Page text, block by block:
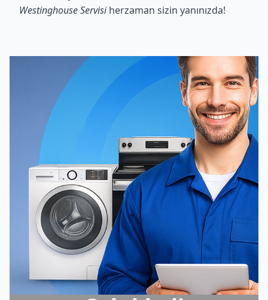
Westinghouse Servisiherzaman sizin yanınızda!